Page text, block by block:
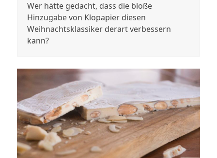
Wer hätte gedacht, dass die bloße
Hinzugabe von Klopapier diesen
Weihnachtsklassiker derart verbessern
kann?